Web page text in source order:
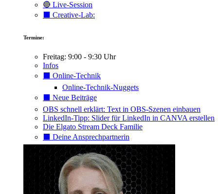
🔴 Live-Session
⬛️ Creative-Lab:
Termine:
Freitag: 9:00 - 9:30 Uhr
Infos
⬛️ Online-Technik
Online-Technik-Nuggets
⬛️ Neue Beiträge
OBS schnell erklärt: Text in OBS-Szenen einbauen
LinkedIn-Tipp: Slider für LinkedIn in CANVA erstellen
Die Elgato Stream Deck Familie
⬛️ Deine Ansprechpartnerin